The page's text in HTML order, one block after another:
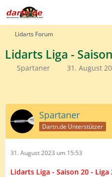
Lidarts Forum
Lidarts Liga -
Spartaner 31. August
Spartaner
Dartn.de Unterstützer
31. August 2023 um 15:53
Lidarts Liga - Saison 20 - Liga